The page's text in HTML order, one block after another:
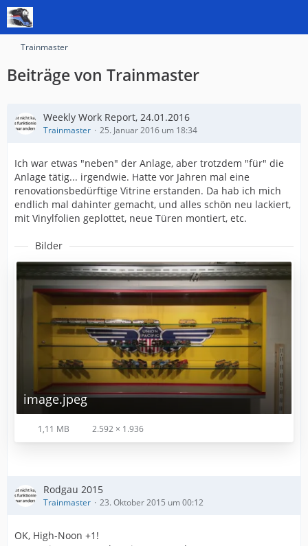
Trainmaster
Beiträge von Trainmaster
Weekly Work Report, 24.01.2016
Trainmaster 25. Januar 2016 um 18:34
Ich war etwas "neben" der Anlage, aber trotzdem "für" die
Anlage tätig... irgendwie. Hatte vor Jahren mal eine
renovationsbedürftige Vitrine erstanden. Da hab ich mich
endlich mal dahinter gemacht, und alles schön neu lackiert,
mit Vinylfolien geplottet, neue Türen montiert, etc.
Bilder
image.jpeg
1,11 MB 2.592 × 1.936
Rodgau 2015
Trainmaster 23. Oktober 2015 um 00:12
OK, High-Noon +1!